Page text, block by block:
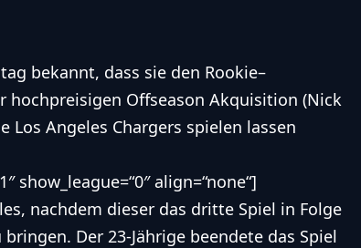
bekannt, dass sie den Rookie–
hochpreisigen Offseason Akquisition (Nick
Los Angeles Chargers spielen lassen
show_league=“0″ align=“none“]
nachdem dieser das dritte Spiel in Folge
Der 23-Jährige beendete das Spiel